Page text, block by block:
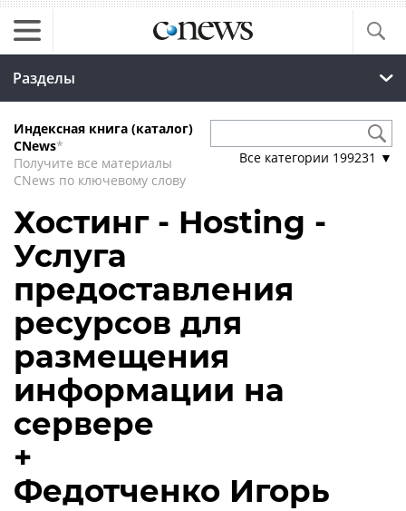
Разделы
Индексная книга (каталог)
CNews*
Получите все материалы
CNews по ключевому слову
Все категории 199231 ▼
Хостинг - Hosting -
Услуга
предоставления
ресурсов для
размещения
информации на
сервере
+
Федотченко Игорь